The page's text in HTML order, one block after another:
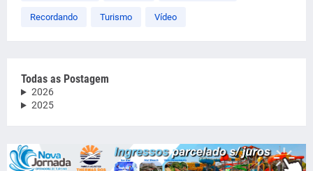
Recordando Turismo Vídeo
Todas as Postagem
2026
2025